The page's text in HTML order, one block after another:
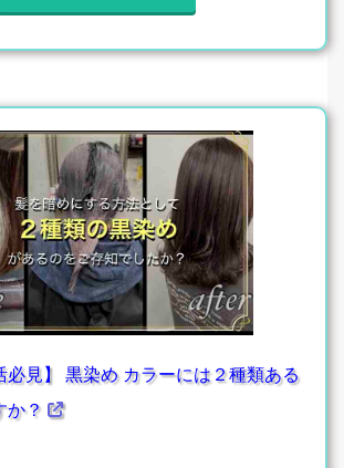
必見】 黒染め カラーには２種類ある
か？